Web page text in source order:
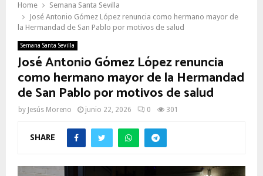
Home
Semana Santa Sevilla
José Antonio Gómez López renuncia como hermano mayor de
la Hermandad de San Pablo por motivos de salud
Semana Santa Sevilla
José Antonio Gómez López renuncia
como hermano mayor de la Hermandad
de San Pablo por motivos de salud
by Jesús Moreno junio 22, 2026 0 301
SHARE